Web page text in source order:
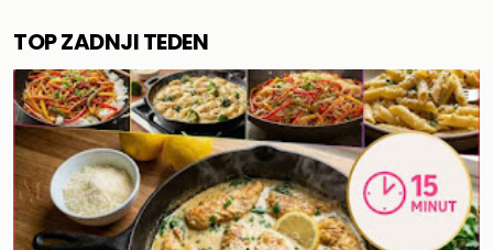
TOP ZADNJI TEDEN